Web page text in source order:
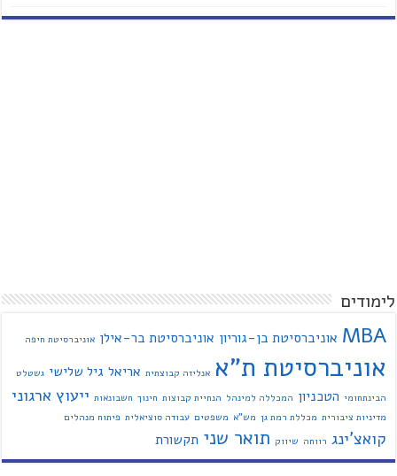
לימודים
MBA אוניברסיטת בן-גוריון אוניברסיטת בר-אילן אוניברסיטת חיפה
אוניברסיטת ת"א אנליזה קבוצתית אריאל גיל שלישי גשטלט
הבינתחומי הטכניון המכללה למינהל הנחיית קבוצות חינוך חשבונאות ייעוץ ארגוני
מדיניות ציבורית מכללת רמת גן מש"א משפטים עבודה סוציאלית פיתוח מנהלים
קואצ'ינג רווחה שיווק תואר שני תקשורת